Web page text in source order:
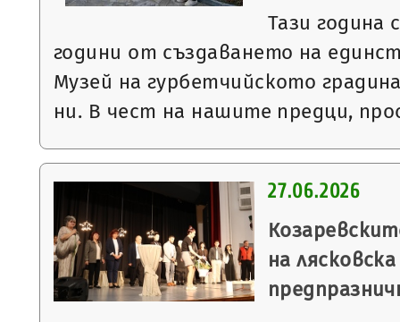
Тази година
години от създаването на
Музей на гурбетчийското
ни. В чест на нашите предци,
27.06.2026
на